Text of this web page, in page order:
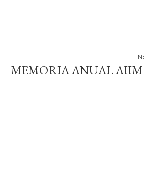
MEMORIA ANUAL AIIM